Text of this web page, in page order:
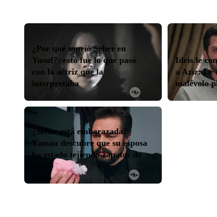
¿Por qué murió Seher en
Yusuf?: esto fue lo que pasó
con la actriz que la
interpretaba
Idris le
a Aziz: Le
malévolo
¿Seher está embarazada?
Yaman descubre que su esposa
ha estado tejiendo zapatos de